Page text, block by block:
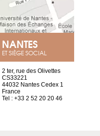
NANTES
ET SIÈGE SOCIAL
2 ter, rue des Olivettes
CS33221
44032 Nantes Cedex 1
France
Tel : +33 2 52 20 20 46